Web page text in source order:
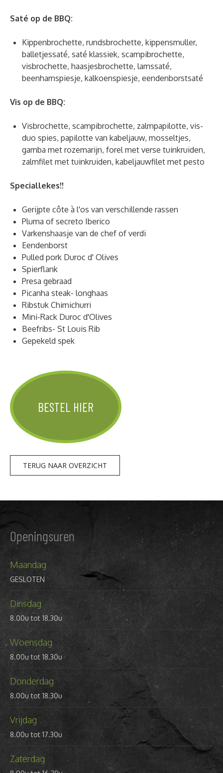
Saté op de BBQ:
Kippenbrochette, rundsbrochette, kippensmuller,
balletjessaté, saté klassiek, scampibrochette,
visbrochette, haasjesbrochette, lamssaté,
beenhamspiesje, kalkoenspiesje, eendenborstsaté
Vis op de BBQ:
Visbrochette, scampibrochette, zalmpapilotte, vis-
duo spies, papilotte van kabeljauw, mosseltjes,
gamba met rozemarijn, forel met verse tuinkruiden,
zalmfilet met tuinkruiden, kabeljauwfilet met pesto
Speciallekes!!
Gerijpte côte à l'os van verschillende rassen
Pluma of secreto Iberico
Varkenshaasje van de chef of verdi
Eendenborst
Pulled pork Duroc d' Olives
Spierflank
Presa gebraad
Picanha steak- longhaas
Ribstuk Chimichurri
Mini-Rack Duroc d'Olives
Beefribs- St Louis Rib
Gepekeld spek
BESTEL HIER
TERUG NAAR OVERZICHT
Openingsuren
Maandag
GESLOTEN
Dinsdag
8.00u tot 18.30u
Woensdag
8.00u tot 18.30u
Donderdag
8.00u tot 18.30u
Vrijdag
8.00u tot 17.30u
Zaterdag